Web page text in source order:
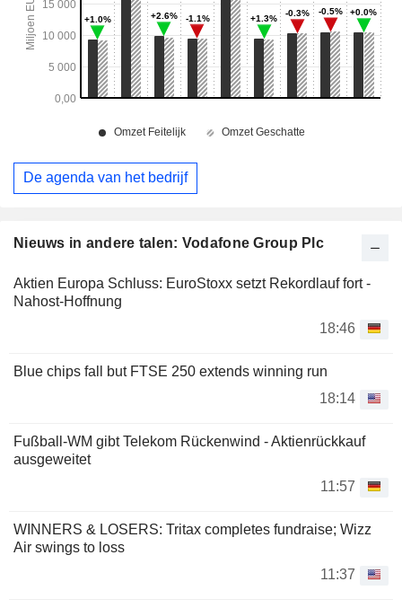
Nieuws in andere talen: Vodafone Group Plc
Aktien Europa Schluss: EuroStoxx setzt Rekordlauf fort -
Nahost-Hoffnung
18:46
Blue chips fall but FTSE 250 extends winning run
18:14
Fußball-WM gibt Telekom Rückenwind - Aktienrückkauf
ausgeweitet
11:57
WINNERS & LOSERS: Tritax completes fundraise; Wizz
Air swings to loss
11:37
De agenda van het bedrijf